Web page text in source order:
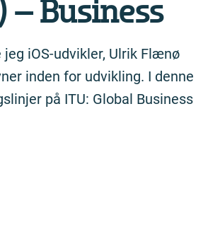
– Business
iOS-udvikler, Ulrik Flænø
inden for udvikling. I denne
på ITU: Global Business